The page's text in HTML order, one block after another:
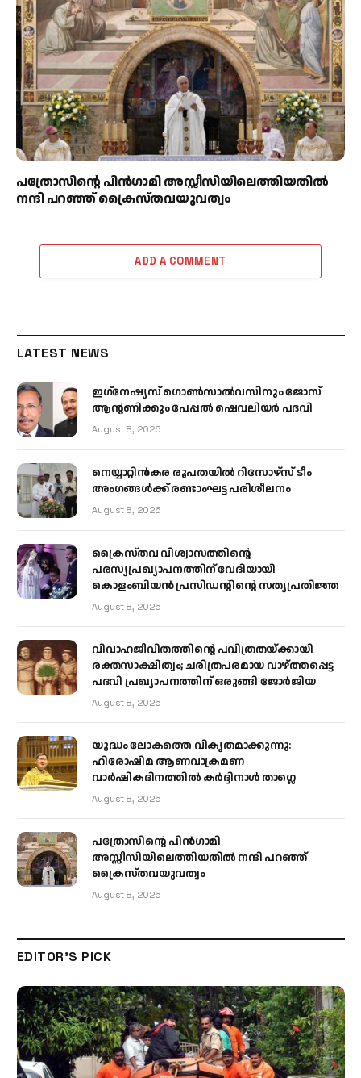
പത്രോസിന്റെ പിൻഗാമി അസ്സീസിയിലെത്തിയതിൽ
നന്ദി പറഞ്ഞ് ക്രൈസ്തവയുവത്വം
ADD A COMMENT
LATEST NEWS
ഇഗ്‌നേഷ്യസ് ഗൊൺസാൽവസിനും ജോസ്
ആന്റണിക്കും പേപ്പൽ ഷെവലിയർ പദവി
August 8, 2026
നെയ്യാറ്റിൻകര രൂപതയിൽ റിസോഴ്സ് ടീം
അംഗങ്ങൾക്ക് രണ്ടാംഘട്ട പരിശീലനം
August 8, 2026
ക്രൈസ്തവ വിശ്വാസത്തിന്റെ
പരസ്യപ്രഖ്യാപനത്തിന് വേദിയായി
കൊളംബിയൻ പ്രസിഡന്റിന്റെ സത്യപ്രതിജ്ഞ
August 8, 2026
വിവാഹജീവിതത്തിന്റെ പവിത്രതയ്ക്കായി
രക്തസാക്ഷിത്വം; ചരിത്രപരമായ വാഴ്ത്തപ്പെട്ട
പദവി പ്രഖ്യാപനത്തിന് ഒരുങ്ങി ജോര്‍ജിയ
August 8, 2026
യുദ്ധം ലോകത്തെ വികൃതമാക്കുന്നു:
ഹിരോഷിമ ആണവാക്രമണ
വാർഷികദിനത്തിൽ കർദ്ദിനാൾ താഗ്ലെ
August 8, 2026
പത്രോസിന്റെ പിൻഗാമി
അസ്സീസിയിലെത്തിയതിൽ നന്ദി പറഞ്ഞ്
ക്രൈസ്തവയുവത്വം
August 8, 2026
EDITOR'S PICK